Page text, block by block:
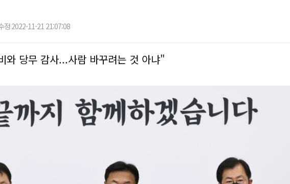
정 2022-11-21 21:07:08
와 당무 감사...사람 바꾸려는 것 아냐"